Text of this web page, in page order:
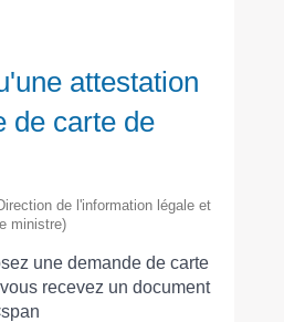
attestation
de carte de
de l'information légale et
ministre)
une demande de carte
recevez un document